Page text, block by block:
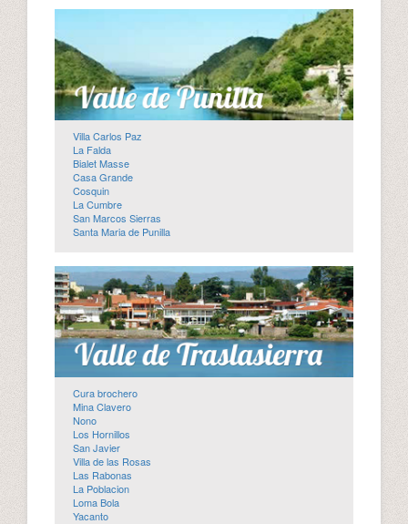
Villa Carlos Paz
La Falda
Bialet Masse
Casa Grande
Cosquin
La Cumbre
San Marcos Sierras
Santa Maria de Punilla
Cura brochero
Mina Clavero
Nono
Los Hornillos
San Javier
Villa de las Rosas
Las Rabonas
La Poblacion
Loma Bola
Yacanto